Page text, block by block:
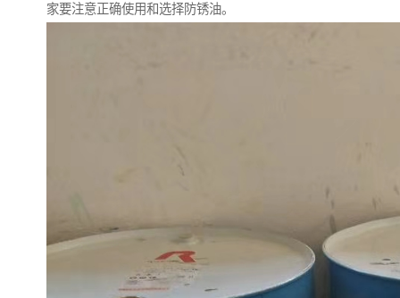
家要注意正确使用和选择防锈油。